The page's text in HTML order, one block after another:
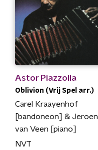
Astor Piazzolla
Oblivion (Vrij Spel arr.)
Carel Kraayenhof
[bandoneon] & Jeroen
van Veen [piano]
NVT